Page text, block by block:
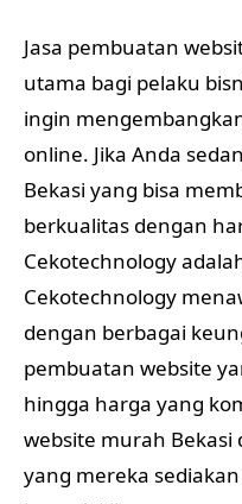
Jasa pembuatan
utama bagi pelaku
ingin
online. Jika Anda
Bekasi yang bisa
berkualitas dengan
Cekotechnology
Cekotechnology
dengan berbagai
pembuatan website
hingga harga yang
website murah Bekasi
yang mereka